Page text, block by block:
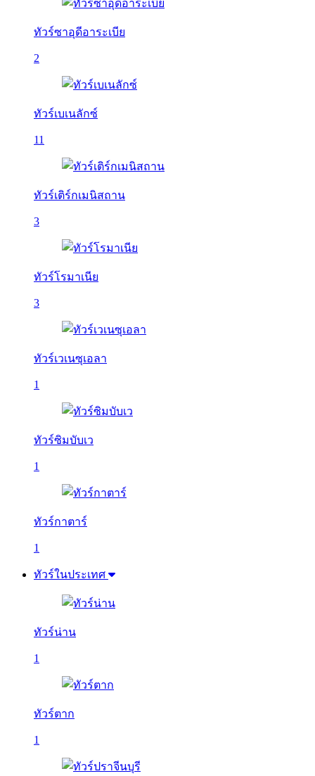
ทัวร์ซาอุดีอาระเบีย
2
ทัวร์เบเนลักซ์
11
ทัวร์เติร์กเมนิสถาน
3
ทัวร์โรมาเนีย
3
ทัวร์เวเนซุเอลา
1
ทัวร์ซิมบับเว
1
ทัวร์กาตาร์
1
ทัวร์ในประเทศ
ทัวร์น่าน
1
ทัวร์ตาก
1